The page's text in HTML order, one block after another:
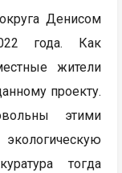
Денисом
года. Как
жители
проекту.
этими
тогда